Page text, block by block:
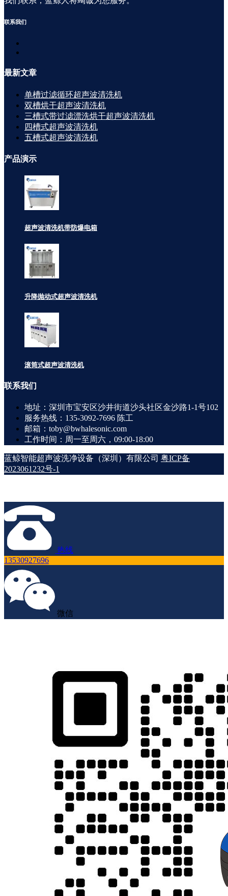
联系我们
最新文章
单槽过滤循环超声波清洗机
双槽烘干超声波清洗机
三槽式带过滤漂洗烘干超声波清洗机
四槽式超声波清洗机
五槽式超声波清洗机
产品演示
超声波清洗机带防爆电箱
升降抛动式超声波清洗机
滚筒式超声波清洗机
联系我们
地址：深圳市宝安区沙井街道沙头社区金沙路1-1号102
服务热线：135-3092-7696 陈工
邮箱：toby@bwhalesonic.com
工作时间：周一至周六，09:00-18:00
蓝鲸智能超声波洗净设备（深圳）有限公司 粤ICP备
2023061232号-1
热线
13530927696
微信